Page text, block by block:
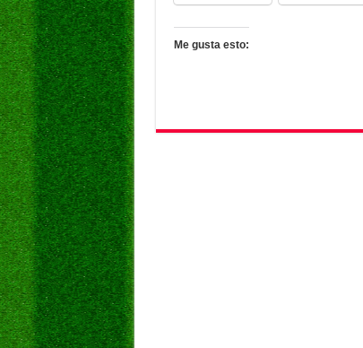
Me gusta esto: